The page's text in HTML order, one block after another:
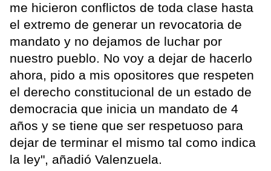
me hicieron conflictos de toda clase hasta
el extremo de generar un revocatoria de
mandato y no dejamos de luchar por
nuestro pueblo. No voy a dejar de hacerlo
ahora, pido a mis opositores que respeten
el derecho constitucional de un estado de
democracia que inicia un mandato de 4
años y se tiene que ser respetuoso para
dejar de terminar el mismo tal como indica
la ley", añadió Valenzuela.